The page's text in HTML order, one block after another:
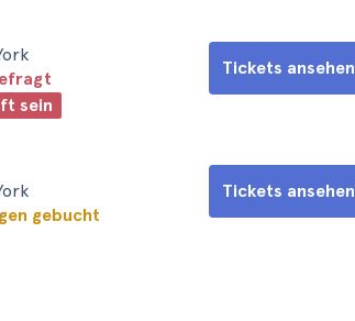
sein
Tickets ansehen
gebucht
Tickets ansehen